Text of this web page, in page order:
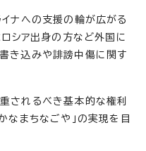
ナへの支援の輪が広がる
シア出身の方など外国に
き込みや誹謗中傷に関す
されるべき基本的な権利
なまちなごや」の実現を目